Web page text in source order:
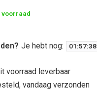
voorraad
Je hebt nog: 01:57:38
voorraad leverbaar
vandaag verzonden